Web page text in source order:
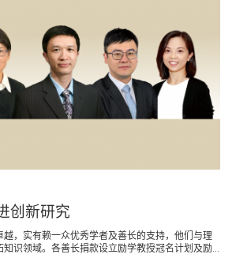
创新研究
，实有赖一众优秀学者及善长的支持，他们与理
识领域。各善长捐款设立励学教授冠名计划及励...